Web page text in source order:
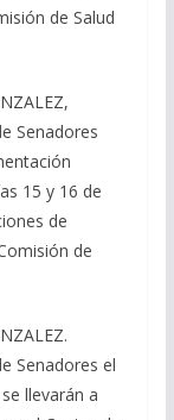
de Salud
Senadores
15 y 16 de
de
de
Senadores el
llevarán a